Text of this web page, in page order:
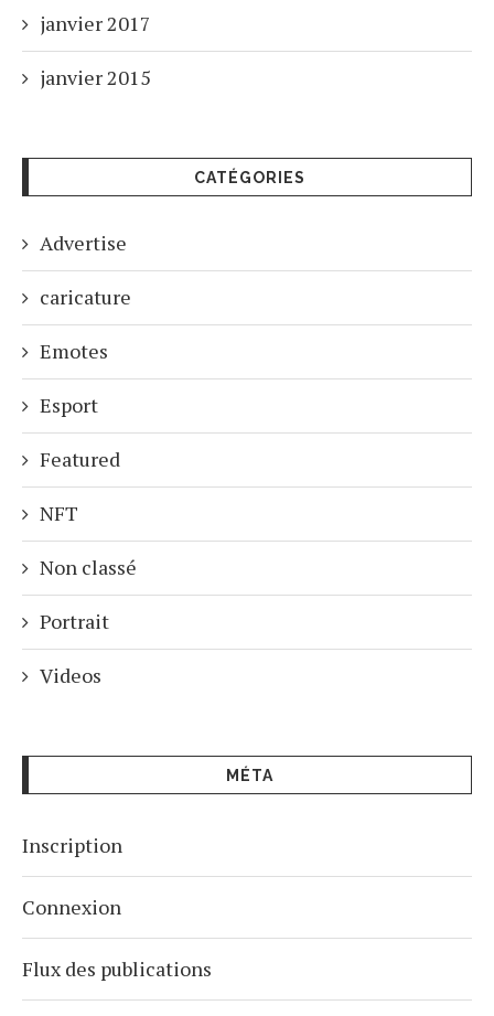
janvier 2017
janvier 2015
CATÉGORIES
Advertise
caricature
Emotes
Esport
Featured
NFT
Non classé
Portrait
Videos
MÉTA
Inscription
Connexion
Flux des publications